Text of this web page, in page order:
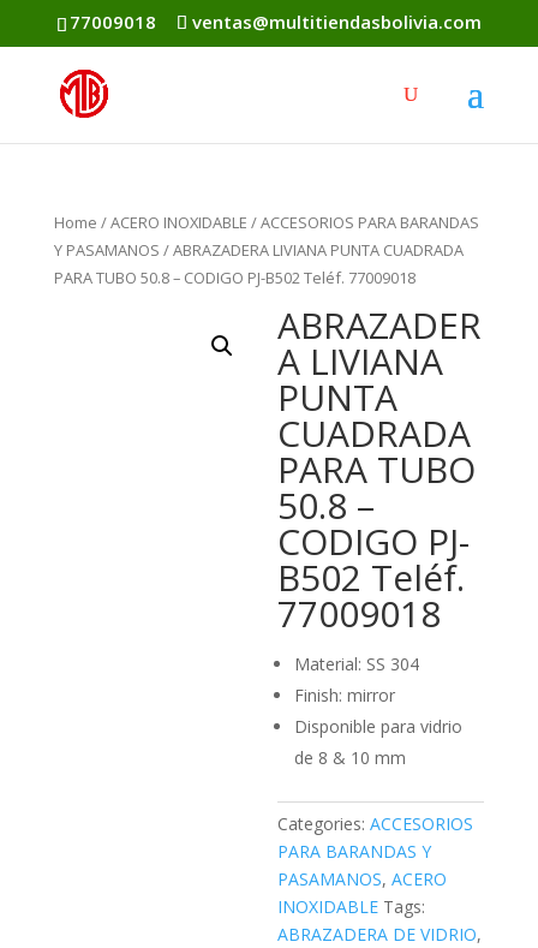
77009018 ventas@multitiendasbolivia.com
Home /ACERO INOXIDABLE /ACCESORIOS PARA BARANDAS
Y PASAMANOS / ABRAZADERA LIVIANA PUNTA CUADRADA
PARA TUBO 50.8 – CODIGO PJ-B502 Teléf. 77009018
ABRAZADER
A LIVIANA
PUNTA
CUADRADA
PARA TUBO
50.8 –
CODIGO PJ-
B502 Teléf.
77009018
Material: SS 304
Finish: mirror
Disponible para vidrio
de 8 & 10 mm
Categories:ACCESORIOS
PARA BARANDAS Y
PASAMANOS,ACERO
INOXIDABLE Tags:
ABRAZADERA DE VIDRIO,